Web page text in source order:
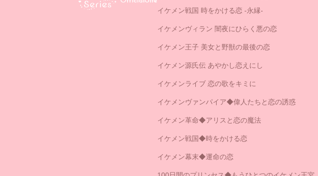
イケメン戦国 時をかける恋 -永縁-
イケメンヴィラン 闇夜にひらく悪の恋
イケメン王子 美女と野獣の最後の恋
イケメン源氏伝 あやかし恋えにし
イケメンライブ 恋の歌をキミに
イケメンヴァンパイア◆偉人たちと恋の誘惑
イケメン革命◆アリスと恋の魔法
イケメン戦国◆時をかける恋
イケメン幕末◆運命の恋